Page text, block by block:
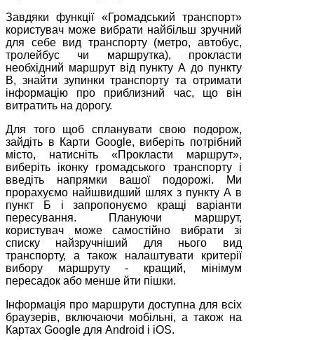
Завдяки функції «Громадський транспорт»
користувач може вибрати найбільш зручний
для себе вид транспорту (метро, автобус,
тролейбус чи маршрутка), прокласти
необхідний маршрут від пункту А до пункту
В, знайти зупинки транспорту та отримати
інформацію про приблизний час, що він
витратить на дорогу.
Для того щоб спланувати свою подорож,
зайдіть в Карти Google, виберіть потрібний
місто, натисніть «Прокласти маршрут»,
виберіть іконку громадського транспорту і
введіть напрямки вашої подорожі. Ми
прорахуємо найшвидший шлях з пункту А в
пункт Б і запропонуємо кращі варіанти
пересування. Плануючи маршрут,
користувач може самостійно вибрати зі
списку найзручніший для нього вид
транспорту, а також налаштувати критерії
вибору маршруту - кращий, мінімум
пересадок або менше йти пішки.
Інформація про маршрути доступна для всіх
браузерів, включаючи мобільні, а також на
Картах Google для Android і iOS.